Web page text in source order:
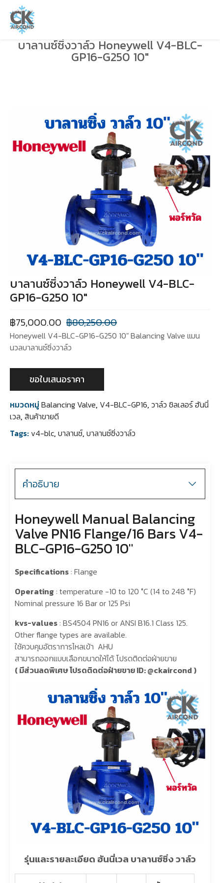
บาลานซ์ซิ่งวาล์ว Honeywell V4-BLC-
GP16-G250 10″
บาลานซ์ซิ่งวาล์ว Honeywell V4-BLC-
GP16-G250 10″
฿80,250.00
฿75,000.00
Honeywell V4-BLC-GP16-G250 10″ Balancing Valve แมน
นวลบาลานซ์ซิ่งวาล์ว
ขอใบเสนอราคา
หมวดหมู่Balancing Valve, V4-BLC-GP16, วาล์ว ชิลเลอร์ ฮันนี่
เวล, สินค้าขายดี
Tags: v4-blc, บาลานซ์, บาลานซ์ซิ่งวาล์ว
คำอธิบาย
Honeywell Manual Balancing
Valve PN16 Flange/16 Bars V4-
BLC-GP16-G250 10″
Specifications: Flange
Operating : temperature -10 to 120 °C (14 to 248 °F)
Nominal pressure 16 Bar or 125 Psi
kvs-values: BS4504 PN16 or ANSI B16.1 Class 125.
Other flange types are available.
ใช้ควบคุมอัตราการไหลเข้า AHU
สามารถออกแบบเลือกขนาดให้ได้ โปรดติดต่อฝ่ายขาย
( มีส่วนลดพิเศษ โปรดติดต่อฝ่ายขาย ID: @ckaircond )
รุ่นและรายละเอียด ฮันนี่เวล บาลานซ์ซิ่ง วาล์ว